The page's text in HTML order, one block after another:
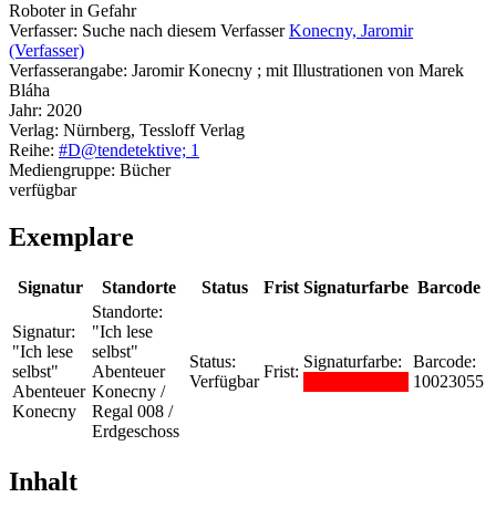
Roboter in Gefahr
Verfasser: Suche nach diesem Verfasser Konecny, Jaromir
(Verfasser)
Verfasserangabe: Jaromir Konecny ; mit Illustrationen von Marek
Bláha
Jahr: 2020
Verlag: Nürnberg, Tessloff Verlag
Reihe: #D@tendetektive; 1
Mediengruppe: Bücher
verfügbar
Exemplare
Signatur Standorte Status Frist Signaturfarbe Barcode
Signatur:
"Ich lese
selbst"
Abenteuer
Konecny
Standorte:
"Ich lese
selbst"
Abenteuer
Konecny /
Regal 008 /
Erdgeschoss
Status:
Verfügbar
Frist:
Signaturfarbe:
Barcode:
10023055
Inhalt